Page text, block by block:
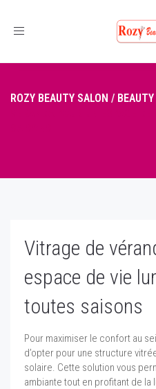
Toggle
ROZY BEAUTY SALON /
Vitrage de
espace de vie
toutes saisons
Pour maximiser le confort au
d’opter pour une structure
solaire. Cette solution vous
ambiante tout en profitant de la